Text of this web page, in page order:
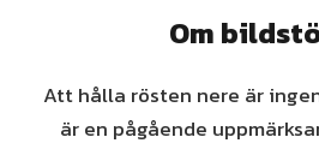
Om
Att hålla rösten nere är
är en pågående